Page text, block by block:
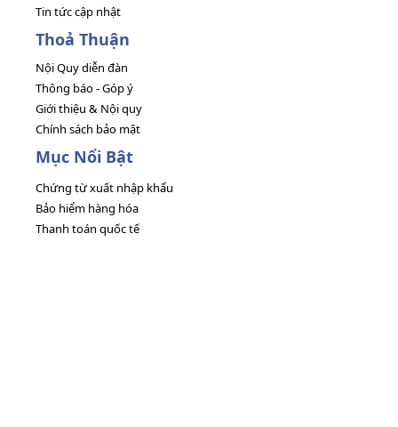
Tin tức cập nhật
Thoả Thuận
Nội Quy diễn đàn
Thông báo - Góp ý
Giới thiệu & Nội quy
Chính sách bảo mật
Mục Nổi Bật
Chứng từ xuất nhập khẩu
Bảo hiểm hàng hóa
Thanh toán quốc tế